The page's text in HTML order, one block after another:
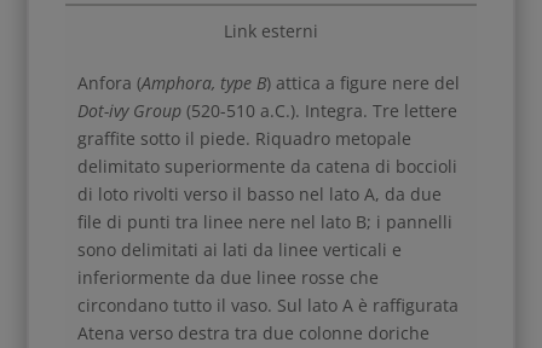
Link esterni
Anfora (Amphora, type B) attica a figure nere del
Dot-ivy Group (520-510 a.C.). Integra. Tre lettere
graffite sotto il piede. Riquadro metopale
delimitato superiormente da catena di boccioli
di loto rivolti verso il basso nel lato A, da due
file di punti tra linee nere nel lato B; i pannelli
sono delimitati ai lati da linee verticali e
inferiormente da due linee rosse che
circondano tutto il vaso. Sul lato A è raffigurata
Atena verso destra tra due colonne doriche